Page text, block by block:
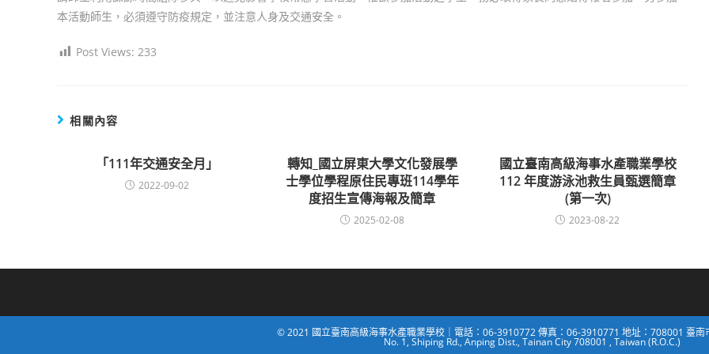
本活動師生，必須遵守防疫規定，並注意人身及交通安全。
Post Views: 233
相關內容
「111年交通安全月」
2022-09-02
轉知_國立屏東大學文化發展學
士學位學程原住民專班114學年
度招生宣傳海報及簡章
2025-02-08
國立臺南高級海事水產職業學校
112 年度游泳池救生員甄選簡章
(第一次)
2023-08-22
© 2021 國立臺南高級海事水產職業學校｜電話：06-3910772 傳真：06-3910771 地址：708001 臺南
No. 1, Shiping Rd., Anping Dist., Tainan City 708001 , Taiwan (R.O.C.)